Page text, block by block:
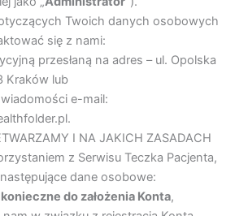
Twoich danych osobowych
się z nami:
przesłaną na adres – ul. Opolska
Kraków lub
e-mail:
I NA JAKICH ZASADACH
z Serwisu Teczka Pacjenta,
dane osobowe:
do założenia Konta,